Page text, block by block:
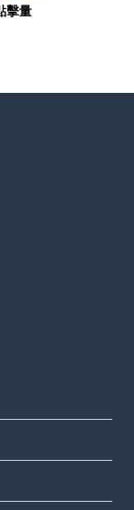
擊量